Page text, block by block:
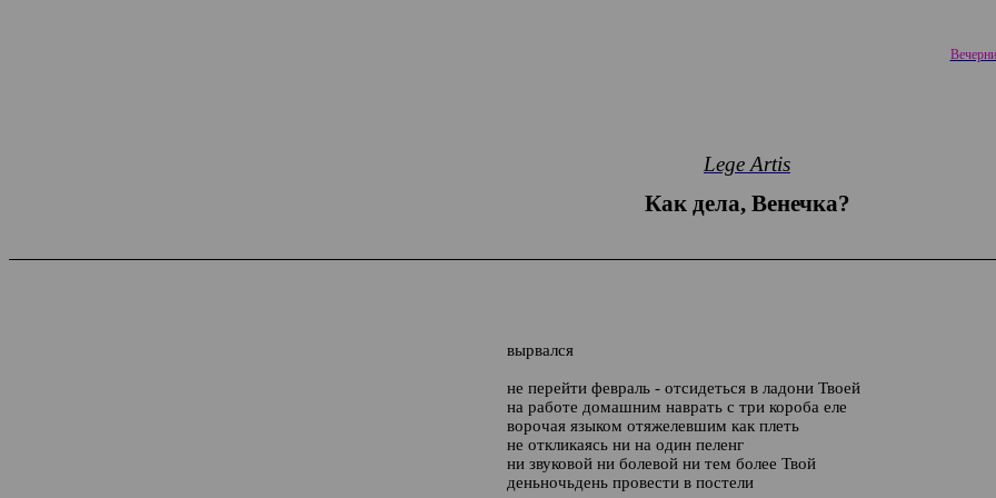
Lege Artis
Как дела, Венечка?
вырвался
не перейти февраль - отсидеться в ладони Твоей
на работе домашним наврать с три короба еле
ворочая языком отяжелевшим как плеть
не откликаясь ни на один пеленг
ни звуковой ни болевой ни тем более Твой
деньночьдень провести в постели